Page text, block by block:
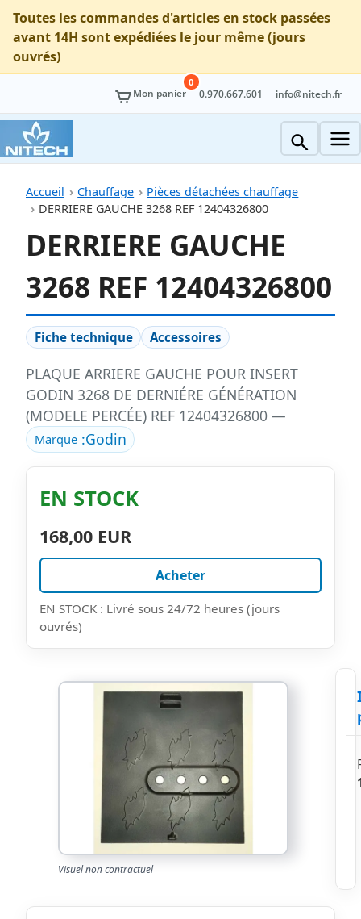
Toutes les commandes d'articles en stock passées
avant 14H sont expédiées le jour même (jours
ouvrés)
Mon panier
0
0.970.667.601 info@nitech.fr
Accueil Chauffage
Pièces détachées chauffage
DERRIERE GAUCHE 3268 REF 12404326800
DERRIERE GAUCHE
3268 REF 12404326800
Fiche technique Accessoires
PLAQUE ARRIERE GAUCHE POUR INSERT
GODIN 3268 DE DERNIÉRE GÉNÉRATION
(MODELE PERCÉE) REF 12404326800 —
Marque:Godin
EN STOCK
168,00 EUR
Acheter
EN STOCK : Livré sous 24/72 heures (jours
ouvrés)
Visuel non contractuel